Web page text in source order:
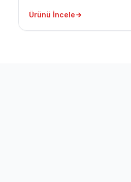
bulunması ve arşivden
olmaktadır.
Ürünü İncele